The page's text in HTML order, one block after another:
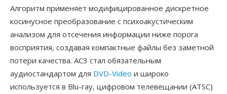
Алгоритм применяет модифицированное дискретное
косинусное преобразование с психоакустическим
анализом для отсечения информации ниже порога
восприятия, создавая компактные файлы без заметной
потери качества. AC3 стал обязательным
аудиостандартом для DVD-Video и широко
используется в Blu-ray, цифровом телевещании (ATSC)